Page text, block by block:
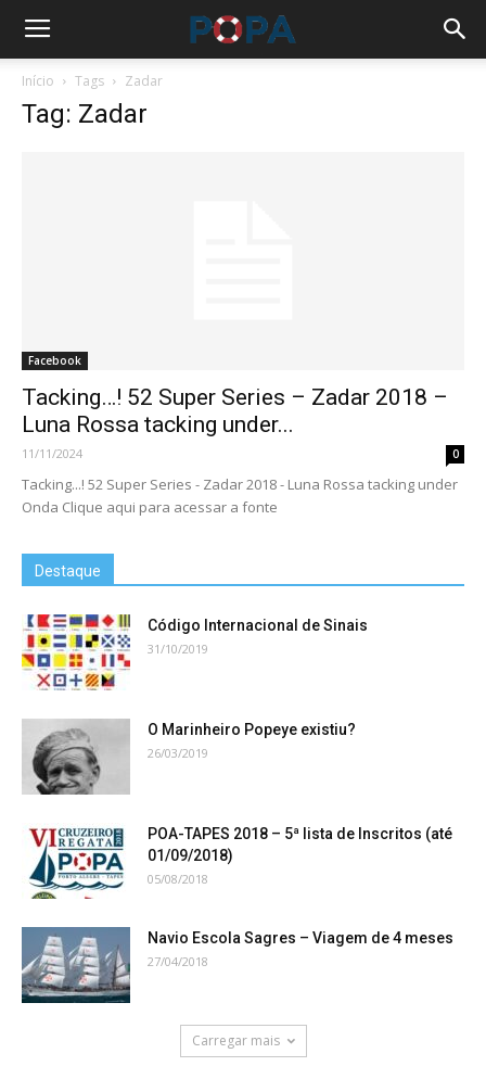
Início Tags Zadar
Tag: Zadar
Facebook
Tacking…! 52 Super Series – Zadar 2018 –
Luna Rossa tacking under...
11/11/2024 0
Tacking...! 52 Super Series - Zadar 2018 - Luna Rossa tacking under
Onda Clique aqui para acessar a fonte
Destaque
Código Internacional de Sinais
31/10/2019
O Marinheiro Popeye existiu?
26/03/2019
POA-TAPES 2018 – 5ª lista de Inscritos (até
01/09/2018)
05/08/2018
Navio Escola Sagres – Viagem de 4 meses
27/04/2018
Carregar mais